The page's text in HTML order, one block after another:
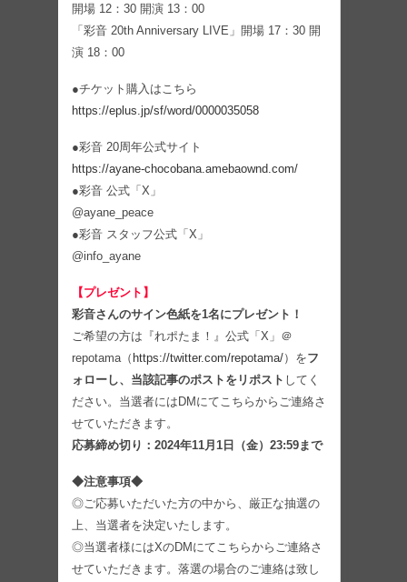
開場 12：30 開演 13：00
「彩音 20th Anniversary LIVE」開場 17：30 開
演 18：00
●チケット購入はこちら
https://eplus.jp/sf/word/0000035058
●彩音 20周年公式サイト
https://ayane-chocobana.amebaownd.com/
●彩音 公式「X」
@ayane_peace
●彩音 スタッフ公式「X」
@info_ayane
【プレゼント】
彩音さんのサイン色紙を1名にプレゼント！
ご希望の方は『れポたま！』公式「X」＠
repotama（ https://twitter.com/repotama/）をフ
ォローし、当該記事のポストをリポスト してく
ださい。当選者にはDMにてこちらからご連絡さ
せていただきます。
応募締め切り：2024年11月1日（金）23:59まで
◆注意事項◆
◎ご応募いただいた方の中から、厳正な抽選の
上、当選者を決定いたします。
◎当選者様にはXのDMにてこちらからご連絡さ
せていただきます。落選の場合のご連絡は致し